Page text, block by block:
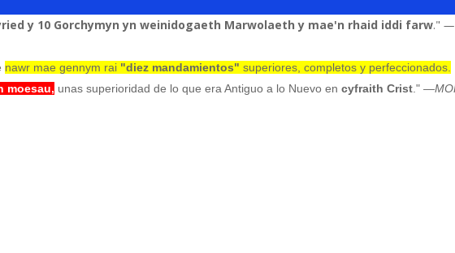
y 10 Gorchymyn yn weinidogaeth Marwolaeth y mae'n rhaid iddi farw."—
nawr mae gennym rai "diez mandamientos" superiores, completos y perfeccionados.
moesau, unas superioridad de lo que era Antiguo a lo Nuevo encyfraith Crist ."